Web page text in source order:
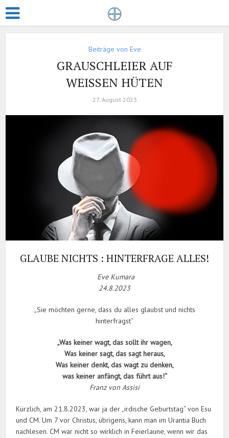
Beiträge von Eve
GRAUSCHLEIER AUF
WEISSEN HÜTEN
27. August 2023
GLAUBE NICHTS : HINTERFRAGE ALLES!
Eve Kumara
24.8.2023
„Sie möchten gerne, dass du alles glaubst und nichts
hinterfragst“
„Was keiner wagt, das sollt ihr wagen,
Was keiner sagt, das sagt heraus,
Was keiner denkt, das wagt zu denken,
was keiner anfängt, das führt aus!“
Franz von Assisi
Kürzlich, am 21.8.2023, war ja der „irdische Geburtstag“ von Esu
und CM. Um 7 vor Christus, übrigens, kann man im Urantia Buch
nachlesen. CM war nicht so wirklich in Feierlaune, wenn wir das